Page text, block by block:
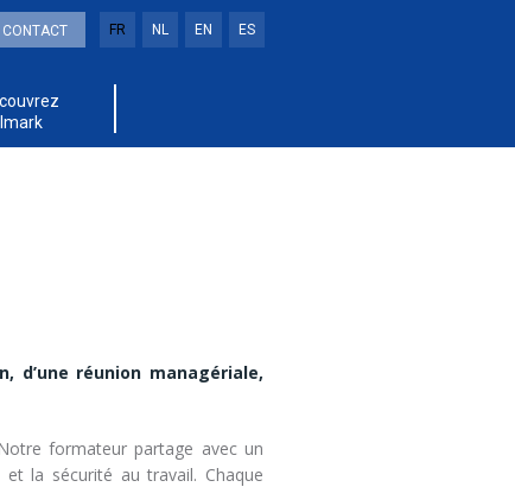
FR NL EN ES
CONTACT
d’une réunion managériale,
formateur partage avec un
la sécurité au travail. Chaque